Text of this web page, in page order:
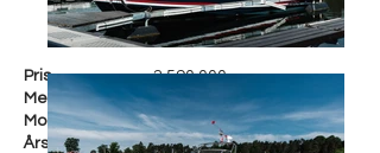
Pris 2.590.000,-
Merke
Saxdor
Modell
320 GTC
Årsmodell
2023